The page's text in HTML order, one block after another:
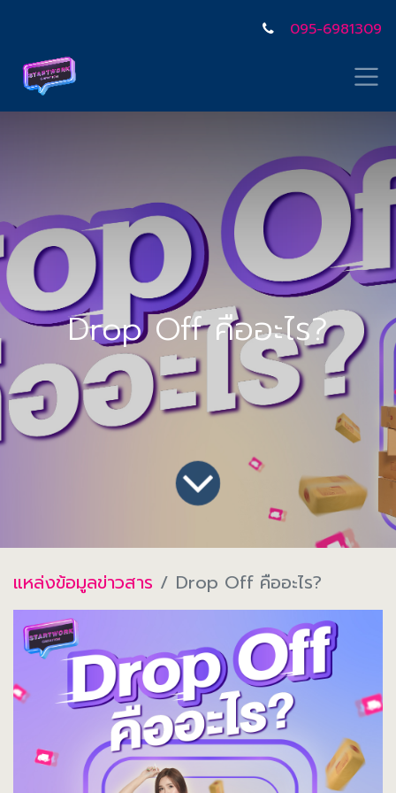
095-6981309
Drop Off คืออะไร?
แหล่งข้อมูลข่าวสาร Drop Off คืออะไร?